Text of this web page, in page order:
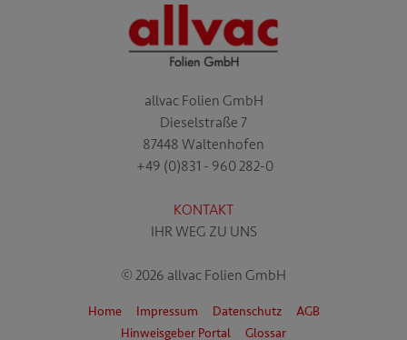
allvac Folien GmbH
Dieselstraße 7
87448 Waltenhofen
+49 (0)831 - 960 282-0
KONTAKT
IHR WEG ZU UNS
© 2026 allvac Folien GmbH
Home Impressum Datenschutz
AGB
Hinweisgeber Portal
Glossar